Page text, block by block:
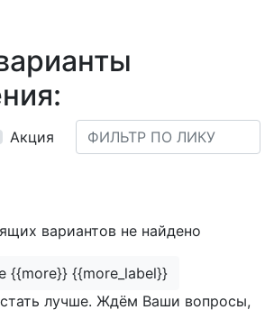
Акция
вариантов не найдено
{{more}} {{more_label}}
лучше. Ждём Ваши вопросы,